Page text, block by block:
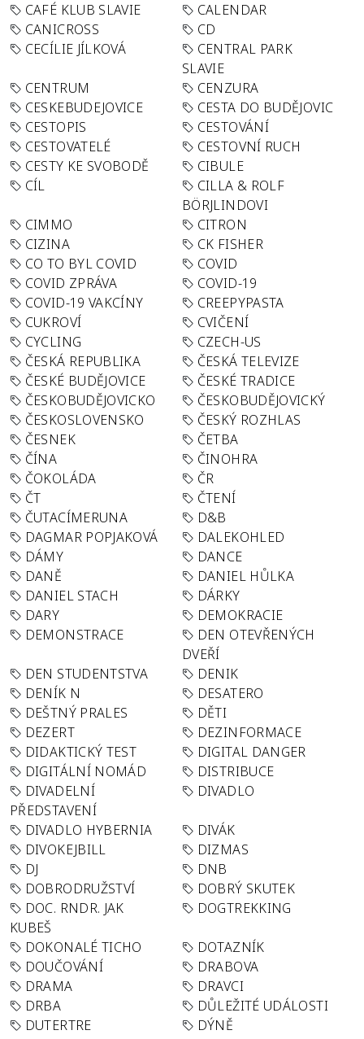
CAFÉ KLUB SLAVIE
CALENDAR
CANICROSS
CD
CECÍLIE JÍLKOVÁ
CENTRAL PARK
SLAVIE
CENTRUM
CENZURA
CESKEBUDEJOVICE
CESTA DO BUDĚJOVIC
CESTOPIS
CESTOVÁNÍ
CESTOVATELÉ
CESTOVNÍ RUCH
CESTY KE SVOBODĚ
CIBULE
CÍL
CILLA & ROLF
BÖRJLINDOVI
CIMMO
CITRON
CIZINA
CK FISHER
CO TO BYL COVID
COVID
COVID ZPRÁVA
COVID-19
COVID-19 VAKCÍNY
CREEPYPASTA
CUKROVÍ
CVIČENÍ
CYCLING
CZECH-US
ČESKÁ REPUBLIKA
ČESKÁ TELEVIZE
ČESKÉ BUDĚJOVICE
ČESKÉ TRADICE
ČESKOBUDĚJOVICKO
ČESKOBUDĚJOVICKÝ
ČESKOSLOVENSKO
ČESKÝ ROZHLAS
ČESNEK
ČETBA
ČÍNA
ČINOHRA
ČOKOLÁDA
ČR
ČT
ČTENÍ
ČUTACÍMERUNA
D&B
DAGMAR POPJAKOVÁ
DALEKOHLED
DÁMY
DANCE
DANĚ
DANIEL HŮLKA
DANIEL STACH
DÁRKY
DARY
DEMOKRACIE
DEMONSTRACE
DEN OTEVŘENÝCH
DVEŘÍ
DEN STUDENTSTVA
DENIK
DENÍK N
DESATERO
DEŠTNÝ PRALES
DĚTI
DEZERT
DEZINFORMACE
DIDAKTICKÝ TEST
DIGITAL DANGER
DIGITÁLNÍ NOMÁD
DISTRIBUCE
DIVADELNÍ
PŘEDSTAVENÍ
DIVADLO
DIVADLO HYBERNIA
DIVÁK
DIVOKEJBILL
DIZMAS
DJ
DNB
DOBRODRUŽSTVÍ
DOBRÝ SKUTEK
DOC. RNDR. JAK
KUBEŠ
DOGTREKKING
DOKONALÉ TICHO
DOTAZNÍK
DOUČOVÁNÍ
DRABOVA
DRAMA
DRAVCI
DRBA
DŮLEŽITÉ UDÁLOSTI
DUTERTRE
DÝNĚ